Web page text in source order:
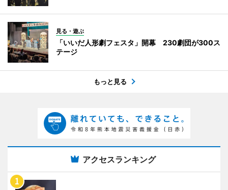
見る・遊ぶ
「いいだ人形劇フェスタ」開幕 230劇団が300ス
テージ
もっと見る
アクセスランキング